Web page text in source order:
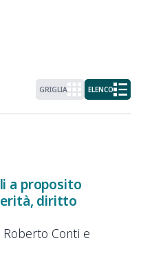
GRIGLIA ELENCO
a proposito
diritto
Roberto Conti e